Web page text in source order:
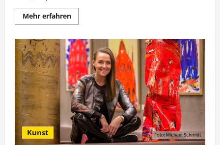
Mehr erfahrenMehr
Informationen
–
Promi
Kart
Masters“:
Renn-
Spektakel
bei
RTLzwei
Kunst